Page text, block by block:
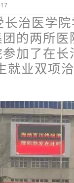
治医学
团的两所
加了在
就业双项